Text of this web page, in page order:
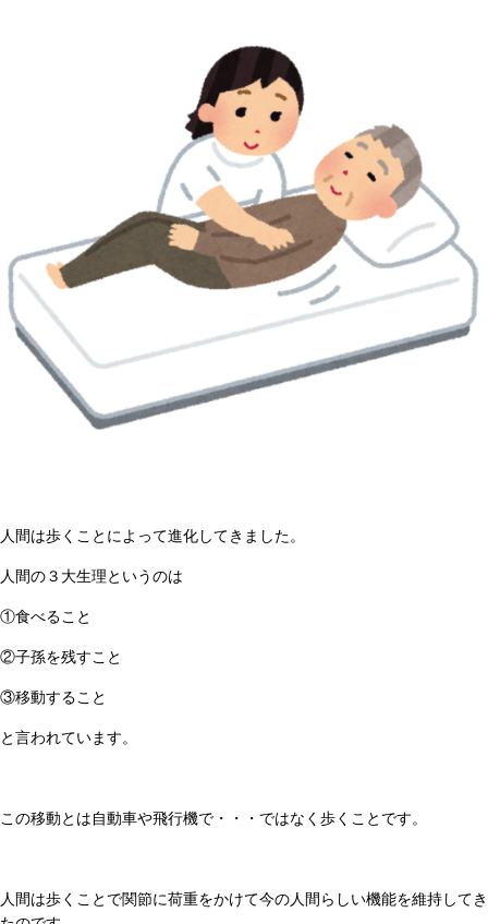
人間は歩くことによって進化してきました。
人間の３大生理というのは
①食べること
②子孫を残すこと
③移動すること
と言われています。
この移動とは自動車や飛行機で・・・ではなく歩くことです。
人間は歩くことで関節に荷重をかけて今の人間らしい機能を維持してき